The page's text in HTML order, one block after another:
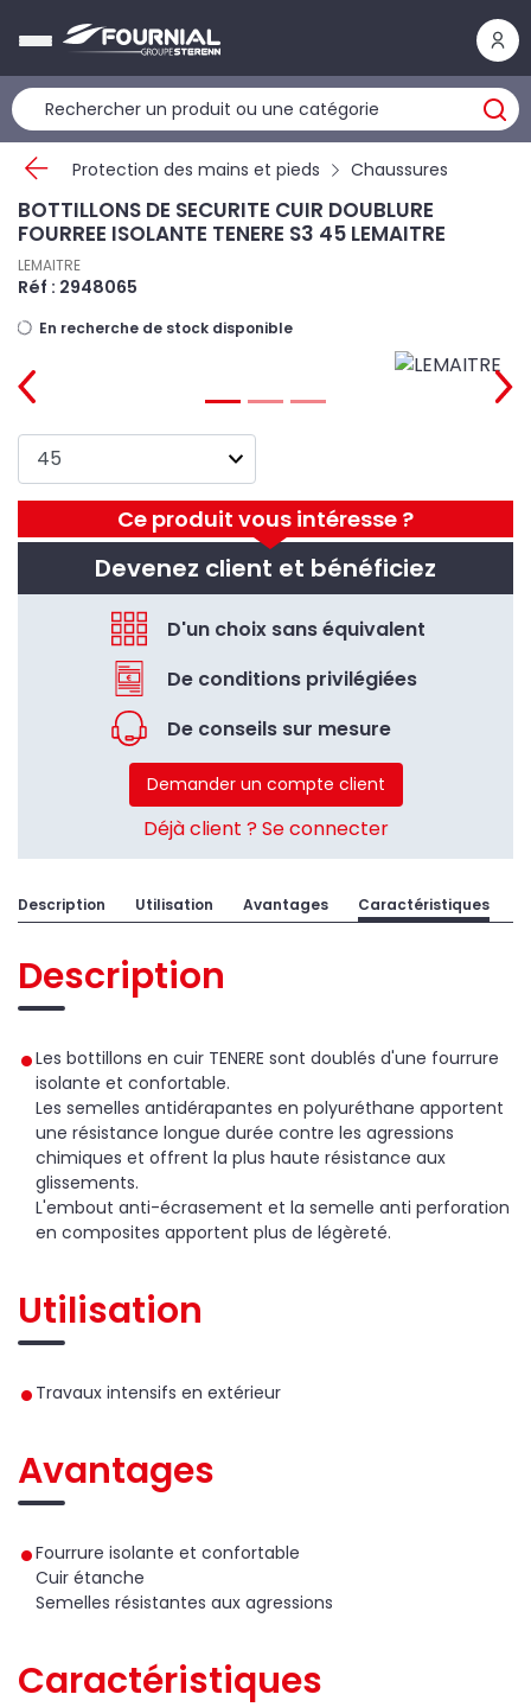
Protection des mains et pieds Chaussures
Ce produit vous intéresse ?
Devenez client et bénéficiez
D'un choix sans équivalent
De conditions privilégiées
De conseils sur mesure
Demander un compte client
Déjà client ? Se connecter
BOTTILLONS DE SECURITE CUIR DOUBLURE
FOURREE ISOLANTE TENERE S3 45 LEMAITRE
LEMAITRE
Réf : 2948065
En recherche de stock disponible
Description Utilisation Avantages Caractéristiques
Description
Les bottillons en cuir TENERE sont doublés d'une fourrure
isolante et confortable.
Les semelles antidérapantes en polyuréthane apportent
une résistance longue durée contre les agressions
chimiques et offrent la plus haute résistance aux
glissements.
L'embout anti-écrasement et la semelle anti perforation
en composites apportent plus de légèreté.
Utilisation
Travaux intensifs en extérieur
Avantages
Fourrure isolante et confortable
Cuir étanche
Semelles résistantes aux agressions
Caractéristiques